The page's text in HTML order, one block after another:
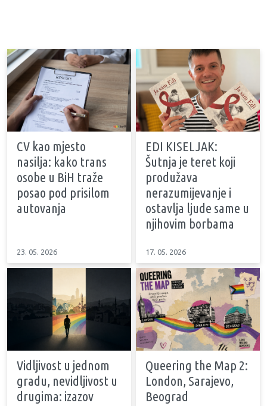
CV kao mjesto
nasilja: kako trans
osobe u BiH traže
posao pod prisilom
autovanja
23. 05. 2026
EDI KISELJAK:
Šutnja je teret koji
produžava
nerazumijevanje i
ostavlja ljude same u
njihovim borbama
17. 05. 2026
Vidljivost u jednom
gradu, nevidljivost u
drugima: izazov
Queering the Map 2:
London, Sarajevo,
Beograd